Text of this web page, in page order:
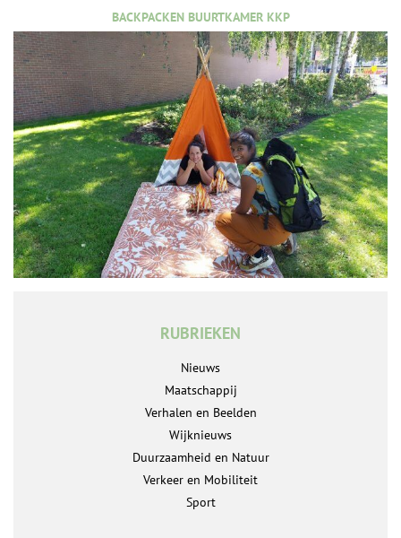
BACKPACKEN BUURTKAMER KKP
RUBRIEKEN
Nieuws
Maatschappij
Verhalen en Beelden
Wijknieuws
Duurzaamheid en Natuur
Verkeer en Mobiliteit
Sport